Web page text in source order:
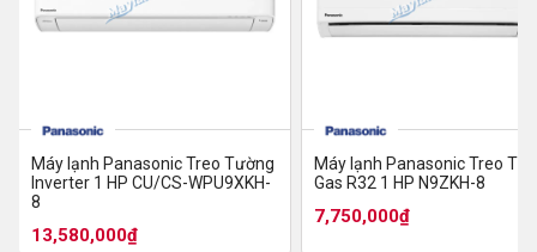
Máy lạnh Panasonic Treo Tường
Inverter 1 HP CU/CS-WPU9XKH-
8
13,580,000₫
Máy lạnh Panasonic Treo
Gas R32 1 HP N9ZKH-8
7,750,000₫